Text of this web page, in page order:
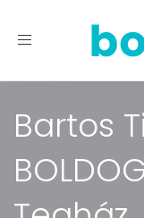
Toggle
Bartos